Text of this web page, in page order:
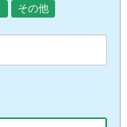
その他